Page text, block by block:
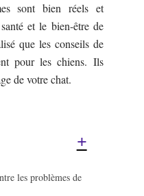
sont bien réels et
et le bien-être de
que les conseils de
pour les chiens. Ils
de votre chat.
les problèmes de